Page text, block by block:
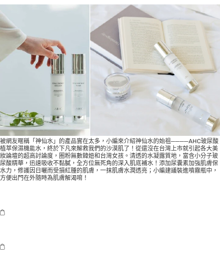
被網友暱稱「神仙水」的產品實在太多，小編來介紹神仙水的始祖────AHC玻尿酸
植萃保濕機能水，終於下凡來解救我們的沙漠肌了！從還沒在台灣上市就引起各大美
妝論壇的超高討論度，圈粉無數韓妞和台灣女孩。清透的水凝露質地，富含小分子玻
尿酸精華，迅速吸收不黏膩，全方位無死角的深入肌底補水！添加尿囊素加強肌膚保
水力，修護因日曬而受損紅腫的肌膚，一抹肌膚水潤透亮；小編建議裝進噴霧瓶中，
方便出門在外隨時為肌膚解渴唷！